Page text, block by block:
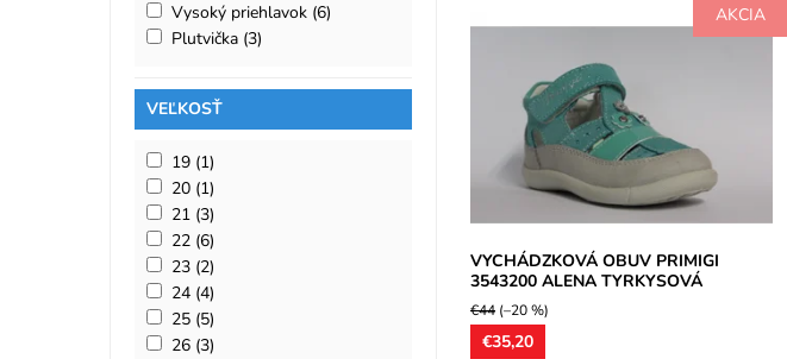
AKCIA
pre dievčatká, vhodná aj na prvé kroky,
model určený pre široké chodidlá.
Kožené...
Dostupnosť:
Skladom
Značka:
Primigi
Záruka:
2 roky
VYCHÁDZKOVÁ OBUV PRIMIGI
3543200 ALENA TYRKYSOVÁ
€44 (–20 %)
€35,20
Vysoký priehlavok (6)
Plutvička (3)
VEĽKOSŤ
19 (1)
20 (1)
21 (3)
22 (6)
23 (2)
24 (4)
25 (5)
26 (3)